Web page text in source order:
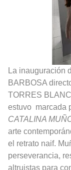
La inauguración
BARBOSA
TORRES
estuvo marcada
CATALINA
arte
el retrato naif.
perseverancia,
altruistas para